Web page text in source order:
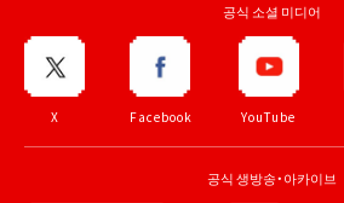
공식 소셜 미디어
X Facebook YouTube
공식 생방송・아카이브